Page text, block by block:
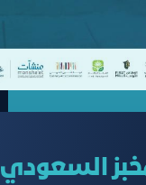
السعودي